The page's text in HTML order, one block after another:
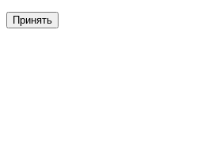
Принять